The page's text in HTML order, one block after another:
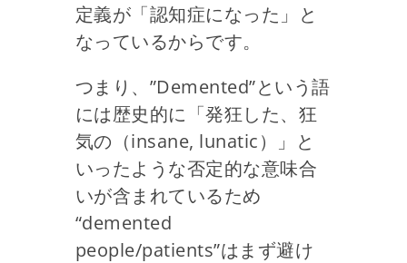
定義が「認知症になった」と
なっているからです。
つまり、”Demented”という語
には歴史的に「発狂した、狂
気の（insane, lunatic）」と
いったような否定的な意味合
いが含まれているため
“demented
people/patients”はまず避け